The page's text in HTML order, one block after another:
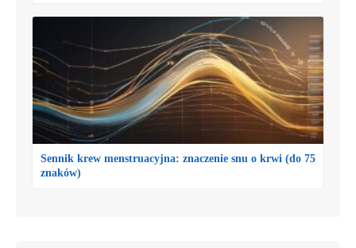
Sennik krew menstruacyjna: znaczenie snu o krwi (do 75
znaków)